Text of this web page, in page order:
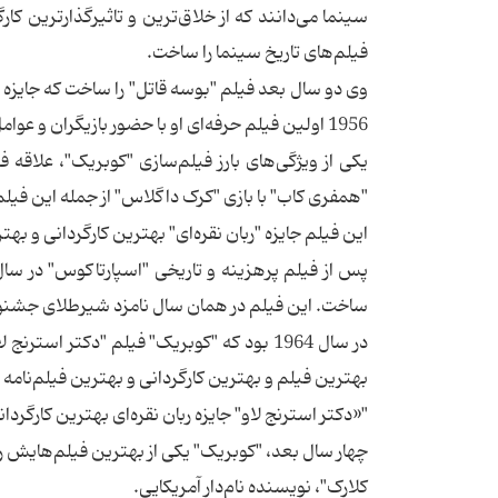
سینما می‌دانند که از خلاق‌ترین و تاثیرگذارترین
فیلم‌های تاریخ سینما را ساخت.
وی دو سال بعد فیلم "بوسه قاتل" را ساخت که جایزه
1956 اولین فیلم حرفه‌ای او با حضور بازیگران و عوامل حرفه‌ای در "قتل" رقم خورد.
"همفری کاب" با بازی "کرک داگلاس" از جمله‌ این
این فیلم جایزه "ربان نقره‌ای" بهترین کارگردانی و
ساخت. این فیلم در همان سال نامزد شیرطلای
در سال 1964 بود که "کوبریک" فیلم "دکتر
بهترین فیلم و بهترین کارگردانی و بهترین
"«دکتر استرنج لاو" جایزه ربان نقره‌ای بهترین
چهار سال بعد،‌ "کوبریک" یکی از بهترین فیلم‌هایش
کلارک"، نویسنده‌ نام‌دار آمریکایی.